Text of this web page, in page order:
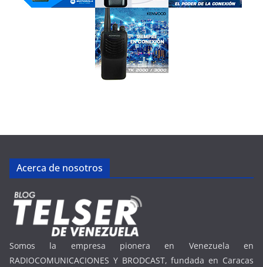
Acerca de nosotros
Somos la empresa pionera en Venezuela en
RADIOCOMUNICACIONES Y BRODCAST, fundada en Caracas